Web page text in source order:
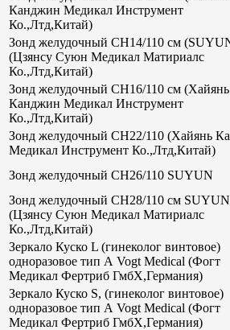
Канджин Медикал Инструмент
Ко.,Лтд,Китай)
Зонд желудочный CH14/110 см
(Цзянсу Суюн Медикал Матириалс
Ко.,Лтд,Китай)
Зонд желудочный CH16/110 см (Хайянь
Канджин Медикал Инструмент
Ко.,Лтд,Китай)
Зонд желудочный СН22/110 (Хайянь
Медикал Инструмент Ко.,Лтд,Китай)
Зонд желудочный СН26/110 SUYUN
Зонд желудочный СН28/110 см SUYUN
(Цзянсу Суюн Медикал Матириалс
Ко.,Лтд,Китай)
Зеркало Куско L (гинеколог винтовое)
одноразовое тип А Vogt Medical (Фогт
Медикал Фертриб ГмбХ,Германия)
Зеркало Куско S, (гинеколог винтовое)
одноразовое тип А Vogt Medical (Фогт
Медикал Фертриб ГмбХ,Германия)